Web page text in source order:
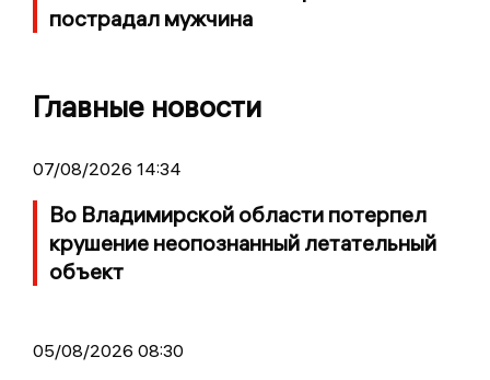
пострадал мужчина
Главные новости
07/08/2026 14:34
Во Владимирской области потерпел
крушение неопознанный летательный
объект
05/08/2026 08:30